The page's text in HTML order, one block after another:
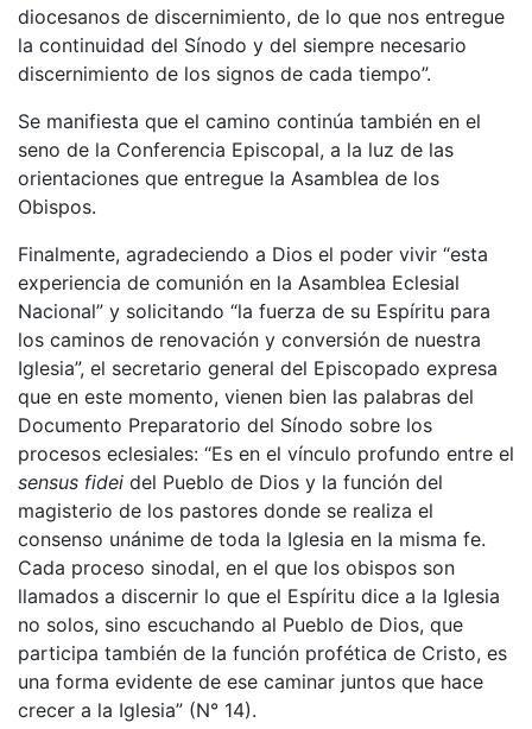
diocesanos de discernimiento, de lo que nos entregue
la continuidad del Sínodo y del siempre necesario
discernimiento de los signos de cada tiempo”.
Se manifiesta que el camino continúa también en el
seno de la Conferencia Episcopal, a la luz de las
orientaciones que entregue la Asamblea de los
Obispos.
Finalmente, agradeciendo a Dios el poder vivir “esta
experiencia de comunión en la Asamblea Eclesial
Nacional” y solicitando “la fuerza de su Espíritu para
los caminos de renovación y conversión de nuestra
Iglesia”, el secretario general del Episcopado expresa
que en este momento, vienen bien las palabras del
Documento Preparatorio del Sínodo sobre los
procesos eclesiales: “Es en el vínculo profundo entre el
sensus fidei del Pueblo de Dios y la función del
magisterio de los pastores donde se realiza el
consenso unánime de toda la Iglesia en la misma fe.
Cada proceso sinodal, en el que los obispos son
llamados a discernir lo que el Espíritu dice a la Iglesia
no solos, sino escuchando al Pueblo de Dios, que
participa también de la función profética de Cristo, es
una forma evidente de ese caminar juntos que hace
crecer a la Iglesia” (N° 14).